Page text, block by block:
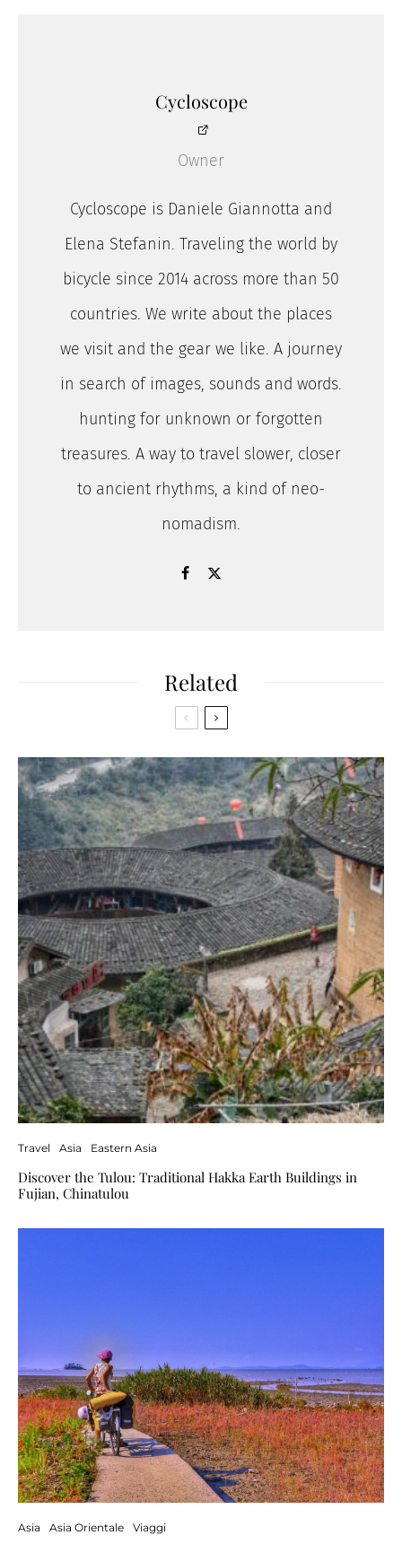
Cycloscope
Owner
Cycloscope is Daniele Giannotta and
Elena Stefanin. Traveling the world by
bicycle since 2014 across more than 50
countries. We write about the places
we visit and the gear we like. A journey
in search of images, sounds and words.
hunting for unknown or forgotten
treasures. A way to travel slower, closer
to ancient rhythms, a kind of neo-
nomadism.
Related
Travel Asia Eastern Asia
Discover the Tulou: Traditional Hakka Earth Buildings in
Fujian, Chinatulou
Asia Asia Orientale Viaggi